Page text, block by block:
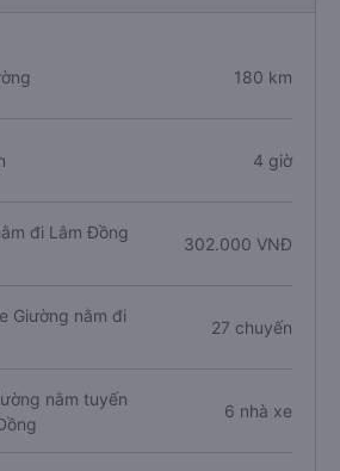
180 km
4 giờ
đi Lâm Đồng
302.000 VNĐ
Giường nằm đi
27 chuyến
nằm tuyến
6 nhà xe